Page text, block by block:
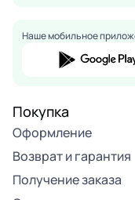
Наше мобильное
Покупка
Оформление
Возврат и гарантия
Получение заказа